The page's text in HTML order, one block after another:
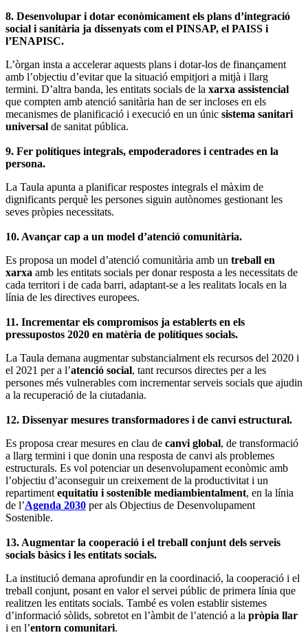
8. Desenvolupar i dotar econòmicament els plans d’integració
social i sanitària ja dissenyats com el PINSAP, el PAISS i
l’ENAPISC.
L’òrgan insta a accelerar aquests plans i dotar-los de finançament
amb l’objectiu d’evitar que la situació empitjori a mitjà i llarg
termini. D’altra banda, les entitats socials de la xarxa assistencial
que compten amb atenció sanitària han de ser incloses en els
mecanismes de planificació i execució en un únic sistema sanitari
universal de sanitat pública.
9. Fer polítiques integrals, empoderadores i centrades en la
persona.
La Taula apunta a planificar respostes integrals el màxim de
dignificants perquè les persones siguin autònomes gestionant les
seves pròpies necessitats.
10. Avançar cap a un model d’atenció comunitària.
Es proposa un model d’atenció comunitària amb un treball en
xarxa amb les entitats socials per donar resposta a les necessitats de
cada territori i de cada barri, adaptant-se a les realitats locals en la
línia de les directives europees.
11. Incrementar els compromisos ja establerts en els
pressupostos 2020 en matèria de polítiques socials.
La Taula demana augmentar substancialment els recursos del 2020 i
el 2021 per a l’atenció social, tant recursos directes per a les
persones més vulnerables com incrementar serveis socials que ajudin
a la recuperació de la ciutadania.
12. Dissenyar mesures transformadores i de canvi estructural.
Es proposa crear mesures en clau de canvi global, de transformació
a llarg termini i que donin una resposta de canvi als problemes
estructurals. Es vol potenciar un desenvolupament econòmic amb
l’objectiu d’aconseguir un creixement de la productivitat i un
repartimentequitatiu i sostenible mediambientalment, en la línia
de l’Agenda 2030 per als Objectius de Desenvolupament
Sostenible.
13. Augmentar la cooperació i el treball conjunt dels serveis
socials bàsics i les entitats socials.
La institució demana aprofundir en la coordinació, la cooperació i el
treball conjunt, posant en valor el servei públic de primera línia que
realitzen les entitats socials. També es volen establir sistemes
d’informació sòlids, sobretot en l’àmbit de l’atenció a la pròpia llar
i en l’entorn comunitari.